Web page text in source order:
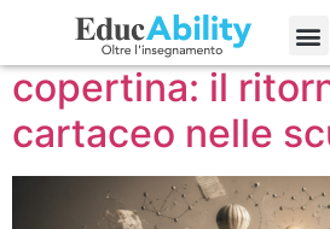
Dallo schermo alla
copertina: il
cartaceo nelle